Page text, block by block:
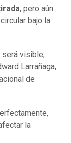
, pero aún
bajo la
visible,
Larrañaga,
de
la